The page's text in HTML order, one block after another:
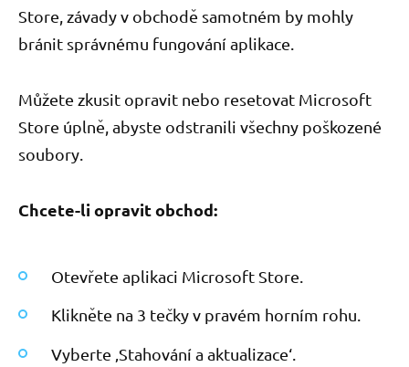
Store, závady v obchodě samotném by mohly
bránit správnému fungování aplikace.
Můžete zkusit opravit nebo resetovat Microsoft
Store úplně, abyste odstranili všechny poškozené
soubory.
Chcete-li opravit obchod:
Otevřete aplikaci Microsoft Store.
Klikněte na 3 tečky v pravém horním rohu.
Vyberte ‚Stahování a aktualizace‘.